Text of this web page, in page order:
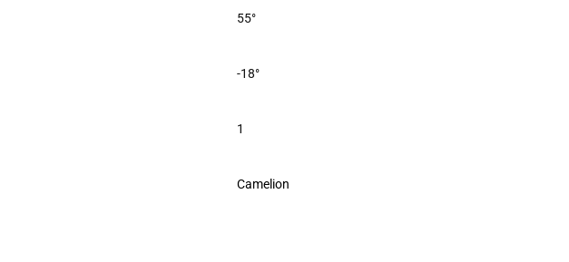
55°
-18°
1
Camelion